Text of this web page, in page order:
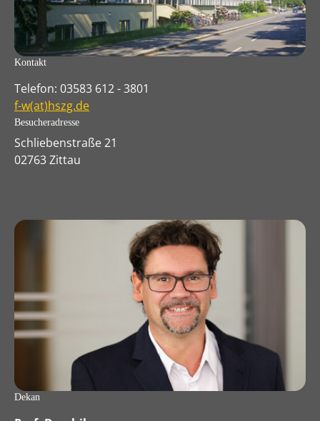
Kontakt
Telefon: 03583 612 - 3801
f-w(at)hszg.de
Besucheradresse
Schliebenstraße 21
02763 Zittau
Dekan